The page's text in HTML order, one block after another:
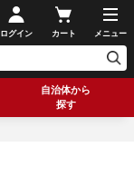
ログイン カート メニュー
自治体から
探す